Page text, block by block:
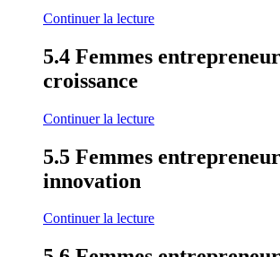
Continuer la lecture
5.4 Femmes
croissance
Continuer la lecture
5.5 Femmes
innovation
Continuer la lecture